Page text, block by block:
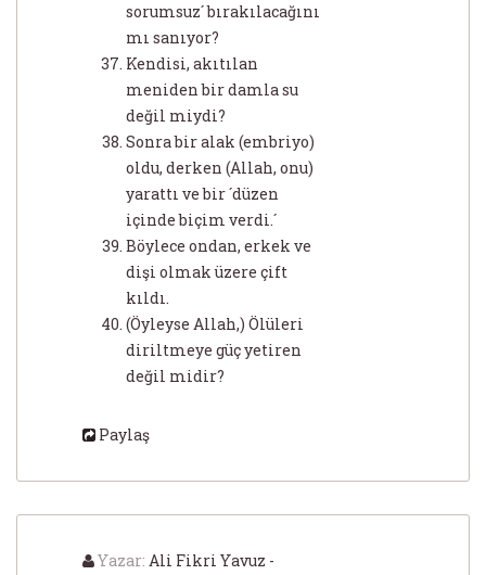
sorumsuz´ bırakılacağını
mı sanıyor?
Kendisi, akıtılan
meniden bir damla su
değil miydi?
Sonra bir alak (embriyo)
oldu, derken (Allah, onu)
yarattı ve bir ´düzen
içinde biçim verdi.´
Böylece ondan, erkek ve
dişi olmak üzere çift
kıldı.
(Öyleyse Allah,) Ölüleri
diriltmeye güç yetiren
değil midir?
Paylaş
Yazar: Ali Fikri Yavuz -